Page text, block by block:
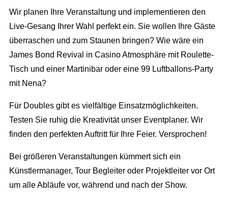
Eventausstattung
Technik
Catering
Personal
Roboter
Wir planen Ihr Event
Corporate Events
Exhibition Events
Incentives
Hochzeit
Kinder Events
Familienfeiern
DJ Booking
Marketing
Events & Marketing
Eventmarketing
Promotion
Public Relations
Advertising
LED Outdoor Werbung
Plakatwerbung
Referenzen
Über uns
Die Agentur
Unser Team
Konzeption
Standorte
Kontakt / Anfrage
Stellenangebote
Wir planen Ihre Veranstaltung und implementieren den
Live-Gesang Ihrer Wahl perfekt ein. Sie wollen Ihre Gäste
überraschen und zum Staunen bringen? Wie wäre ein
James Bond Revival in Casino Atmosphäre mit Roulette-
Tisch und einer Martinibar oder eine 99 Luftballons-Party
mit Nena?
Für Doubles gibt es vielfältige Einsatzmöglichkeiten.
Testen Sie ruhig die Kreativität unser Eventplaner. Wir
finden den perfekten Auftritt für Ihre Feier. Versprochen!
Bei größeren Veranstaltungen kümmert sich ein
Künstlermanager, Tour Begleiter oder Projektleiter vor Ort
um alle Abläufe vor, während und nach der Show.